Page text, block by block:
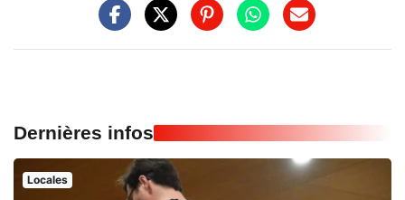
Dernières infos
Locales